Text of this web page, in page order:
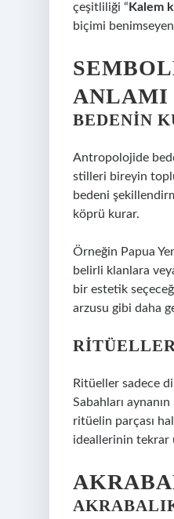
çeşitliliği “ Kalem
biçimi
ANLAMI
BEDENIN
Antropolojide
stilleri bireyin
bedeni
köprü kurar.
Örneğin Papua
belirli klanlara
bir estetik
arzusu gibi daha
Ritüeller sadece
Sabahları
ritüelin parçası
ideallerinin tekrar